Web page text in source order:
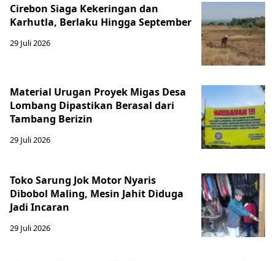
Cirebon Siaga Kekeringan dan
Karhutla, Berlaku Hingga September
29 Juli 2026
Material Urugan Proyek Migas Desa
Lombang Dipastikan Berasal dari
Tambang Berizin
29 Juli 2026
Toko Sarung Jok Motor Nyaris
Dibobol Maling, Mesin Jahit Diduga
Jadi Incaran
29 Juli 2026